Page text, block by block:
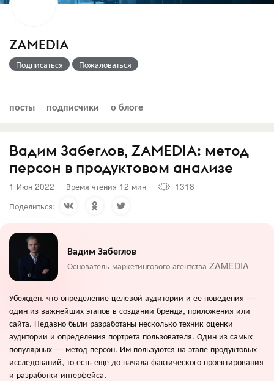
ZAMEDIA
Подписаться Пожаловаться
посты подписчики о блоге
Вадим Забеглов, ZAMEDIA: метод
персон в продуктовом анализе
1 Июн 2022 Время чтения 12 мин
1318
Поделиться:
Вадим Забеглов
Основатель маркетингового агентства ZAMEDIA
Убежден, что определение целевой аудитории и ее поведения —
один из важнейших этапов в создании бренда, приложения или
сайта. Недавно были разработаны несколько техник оценки
аудитории и определения портрета пользователя. Один из самых
популярных — метод персон. Им пользуются на этапе продуктовых
исследований, то есть еще до начала фактического проектирования
и разработки интерфейса.